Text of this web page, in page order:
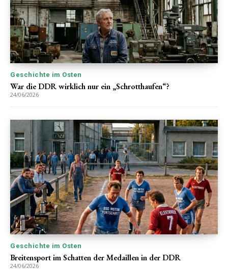
Geschichte im Osten
War die DDR wirklich nur ein „Schrotthaufen“?
24/06/2026
Geschichte im Osten
Breitensport im Schatten der Medaillen in der DDR
24/06/2026